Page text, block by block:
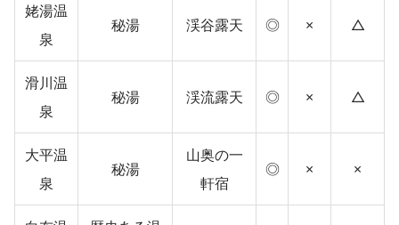
姥湯温
泉
秘湯 渓谷露天 ◎ × △
滑川温
泉
秘湯 渓流露天 ◎ × △
大平温
泉
秘湯
山奥の一
軒宿
◎ × ×